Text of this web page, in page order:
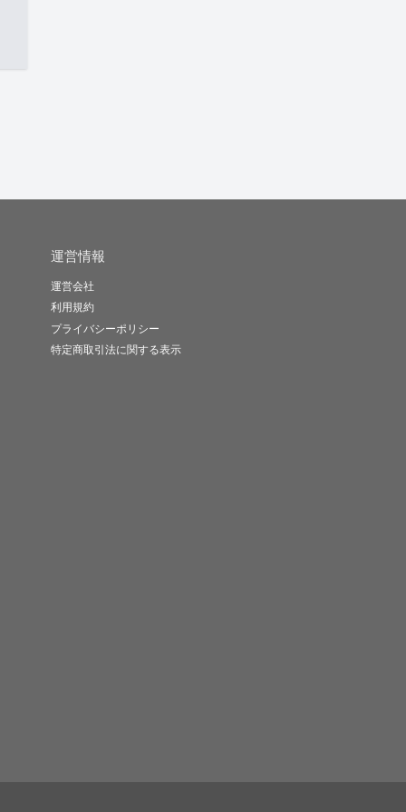
運営情報
運営会社
利用規約
プライバシーポリシー
特定商取引法に関する表示